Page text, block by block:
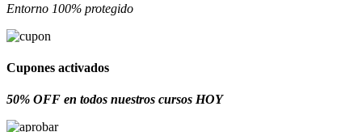
Entorno 100% protegido
Cupones activados
50% OFF en todos nuestros cursos HOY